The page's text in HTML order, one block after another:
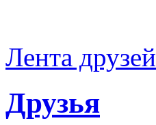
Лента друзей
Друзья